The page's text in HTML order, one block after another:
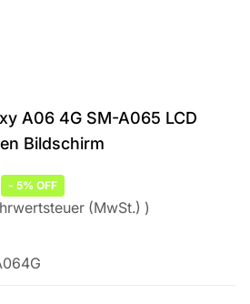
A06 4G SM-A065 LCD
Bildschirm
- 5% OFF
(MwSt.) )